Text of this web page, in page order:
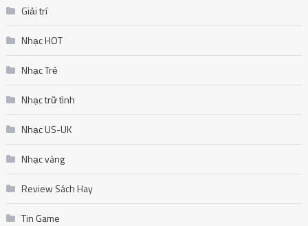
Giải trí
Nhạc HOT
Nhạc Trẻ
Nhạc trữ tình
Nhạc US-UK
Nhạc vàng
Review Sách Hay
Tin Game